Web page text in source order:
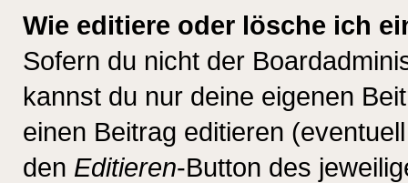
Wie editiere oder lösche ich
Sofern du nicht der
kannst du nur deine eigenen
einen Beitrag editieren
den Editieren-Button des